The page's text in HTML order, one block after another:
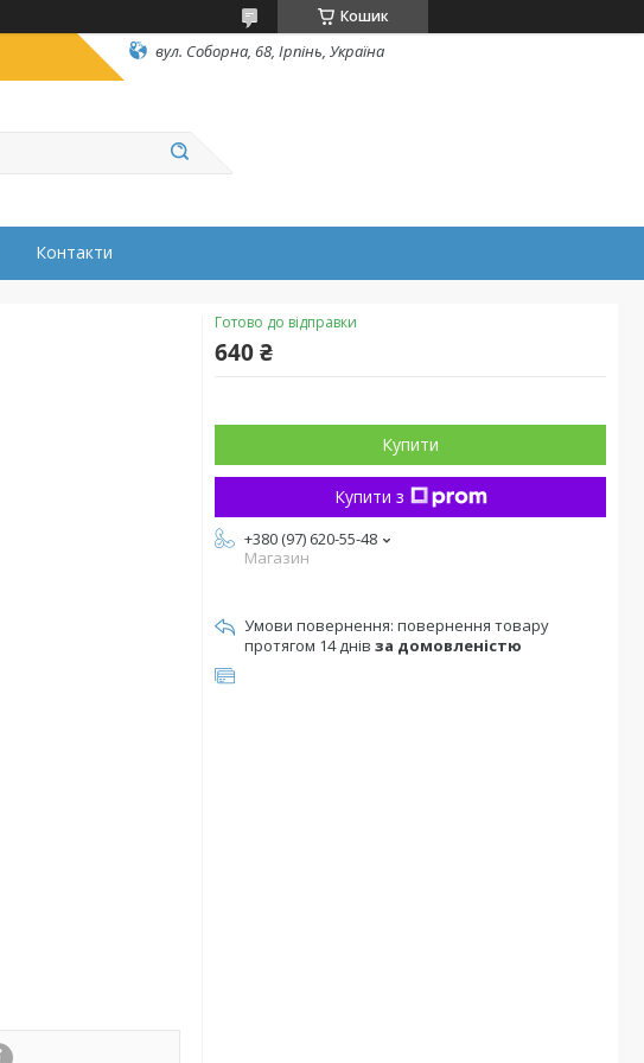
Кошик
вул. Соборна, 68, Ірпінь, Україна
Контакти
Готово до відправки
640 ₴
Купити
Купити з
+380 (97) 620-55-48
Магазин
повернення товару
протягом 14 днів за домовленістю